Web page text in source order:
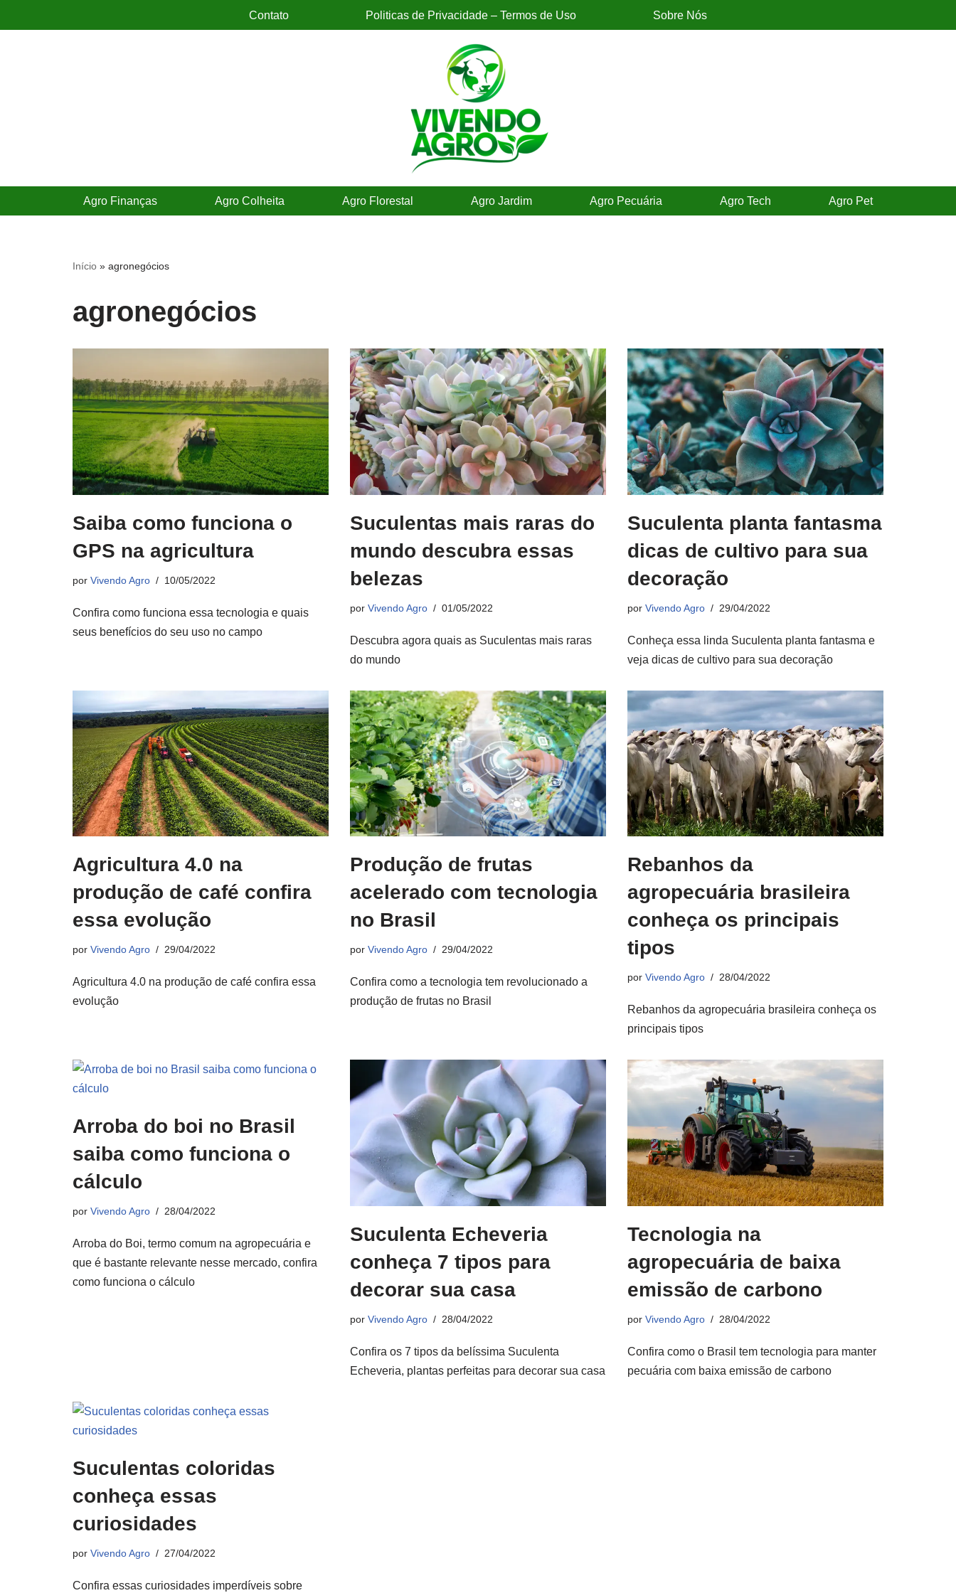
Contato Politicas de Privacidade – Termos de Uso Sobre Nós
Agro Finanças Agro Colheita Agro Florestal Agro Jardim Agro Pecuária Agro Tech Agro Pet
Início » agronegócios
agronegócios
Saiba como funciona o
GPS na agricultura
por Vivendo Agro 10/05/2022
Confira como funciona essa tecnologia e quais
seus benefícios do seu uso no campo
Suculentas mais raras do
mundo descubra essas
belezas
por Vivendo Agro 01/05/2022
Descubra agora quais as Suculentas mais raras
do mundo
Suculenta planta fantasma
dicas de cultivo para sua
decoração
por Vivendo Agro 29/04/2022
Conheça essa linda Suculenta planta fantasma e
veja dicas de cultivo para sua decoração
Agricultura 4.0 na
produção de café confira
essa evolução
por Vivendo Agro 29/04/2022
Agricultura 4.0 na produção de café confira essa
evolução
Produção de frutas
acelerado com tecnologia
no Brasil
por Vivendo Agro 29/04/2022
Confira como a tecnologia tem revolucionado a
produção de frutas no Brasil
Rebanhos da
agropecuária brasileira
conheça os principais
tipos
por Vivendo Agro 28/04/2022
Rebanhos da agropecuária brasileira conheça os
principais tipos
Arroba do boi no Brasil
saiba como funciona o
cálculo
por Vivendo Agro 28/04/2022
Arroba do Boi, termo comum na agropecuária e
que é bastante relevante nesse mercado, confira
como funciona o cálculo
Suculenta Echeveria
conheça 7 tipos para
decorar sua casa
por Vivendo Agro 28/04/2022
Confira os 7 tipos da belíssima Suculenta
Echeveria, plantas perfeitas para decorar sua casa
Tecnologia na
agropecuária de baixa
emissão de carbono
por Vivendo Agro 28/04/2022
Confira como o Brasil tem tecnologia para manter
pecuária com baixa emissão de carbono
Suculentas coloridas
conheça essas
curiosidades
por Vivendo Agro 27/04/2022
Confira essas curiosidades imperdíveis sobre